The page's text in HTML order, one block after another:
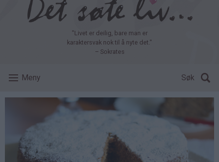
"Livet er deilig, bare man er
karaktersvak nok til å nyte det."
– Sokrates
Meny Søk